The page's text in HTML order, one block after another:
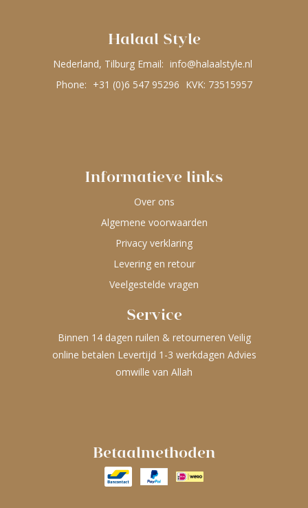
Halaal Style
Nederland, Tilburg Email: info@halaalstyle.nl
Phone: +31 (0)6 547 95296 KVK: 73515957
Informatieve links
Over ons
Algemene voorwaarden
Privacy verklaring
Levering en retour
Veelgestelde vragen
Service
Binnen 14 dagen ruilen & retourneren Veilig
online betalen Levertijd 1-3 werkdagen Advies
omwille van Allah
Betaalmethoden